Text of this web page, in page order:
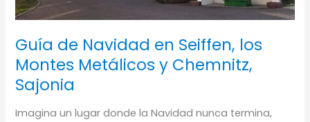
Guía de Navidad en Seiffen, los
Montes Metálicos y Chemnitz,
Sajonia
Imagina un lugar donde la Navidad nunca termina,